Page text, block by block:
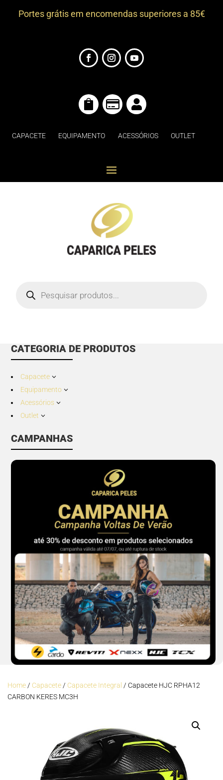
Portes grátis em encomendas superiores a 85€
  
CAPACETE EQUIPAMENTO ACESSÓRIOS OUTLET
search
CATEGORIA DE PRODUTOS
Capacete 3
Equipamento 3
Acessórios 3
Outlet 3
CAMPANHAS
Home/ Capacete/ Capacete Integral / Capacete HJC RPHA12
CARBON KERES MC3H